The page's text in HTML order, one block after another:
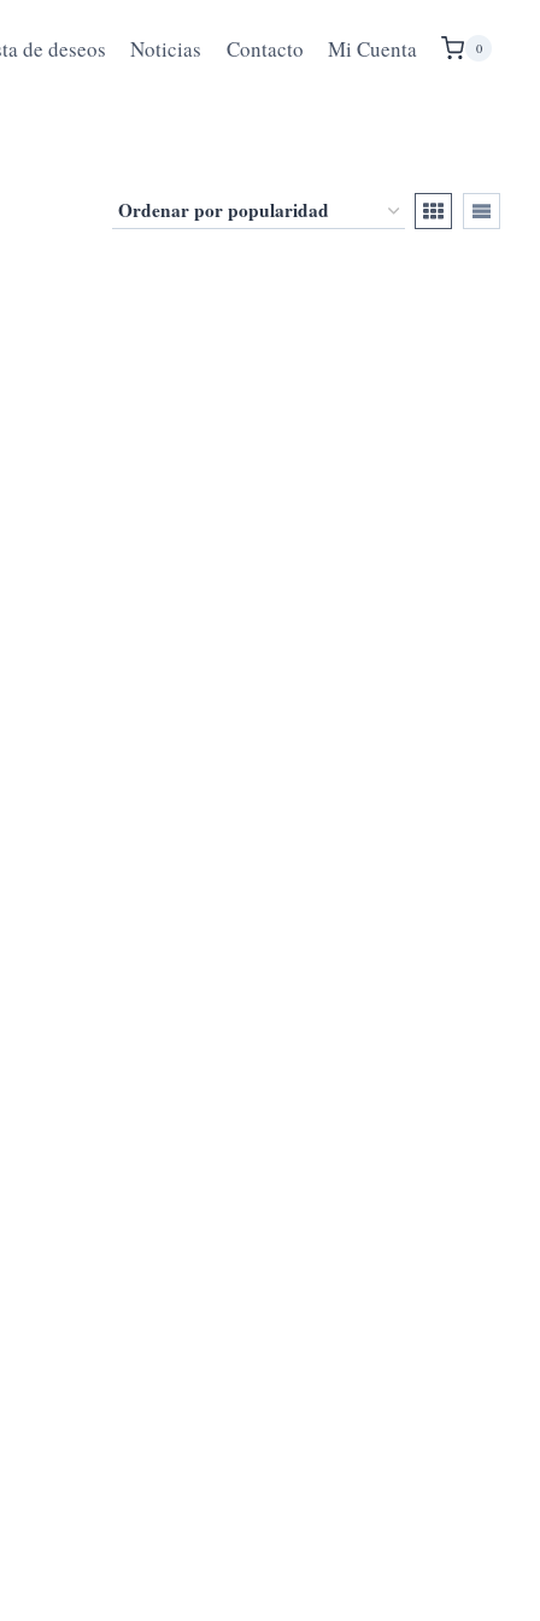
de deseos Noticias Contacto Mi Cuenta 0